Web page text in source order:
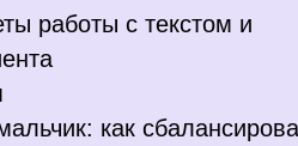
работы с текстом и
как